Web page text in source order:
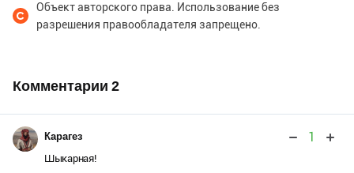
Объект авторского права. Использование без
разрешения правообладателя запрещено.
Комментарии 2
Карагез 1
Шыкарная!